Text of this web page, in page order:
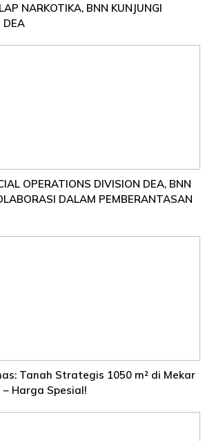
NARKOTIKA, BNN KUNJUNGI
DEA
OPERATIONS DIVISION DEA, BNN
DALAM PEMBERANTASAN
Tanah Strategis 1050 m² di Mekar
Harga Spesial!